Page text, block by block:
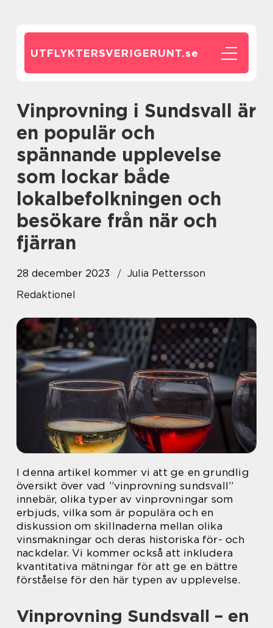
UTFLYKTERSVERIGERUNT.se
Vinprovning i Sundsvall är
en populär och
spännande upplevelse
som lockar både
lokalbefolkningen och
besökare från när och
fjärran
28 december 2023
Julia Pettersson
Redaktionel
I denna artikel kommer vi att ge en grundlig
översikt över vad ”vinprovning sundsvall”
innebär, olika typer av vinprovningar som
erbjuds, vilka som är populära och en
diskussion om skillnaderna mellan olika
vinsmakningar och deras historiska för- och
nackdelar. Vi kommer också att inkludera
kvantitativa mätningar för att ge en bättre
förståelse för den här typen av upplevelse.
Vinprovning Sundsvall – en